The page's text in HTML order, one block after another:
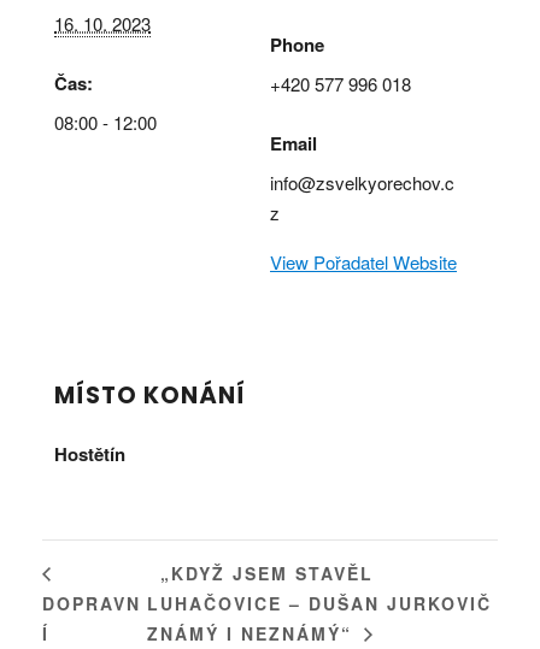
16. 10. 2023
Čas:
08:00 - 12:00
Phone
+420 577 996 018
Email
info@zsvelkyorechov.c
z
View Pořadatel Website
MÍSTO KONÁNÍ
Hostětín
DOPRAVN
Í
„KDYŽ JSEM STAVĚL
LUHAČOVICE – DUŠAN JURKOVIČ
ZNÁMÝ I NEZNÁMÝ“